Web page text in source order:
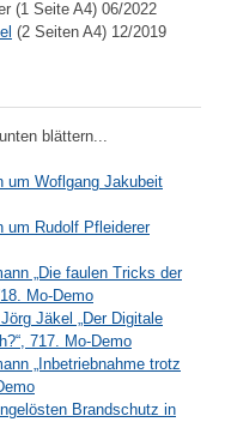
(1 Seite A4) 06/2022
(2 Seiten A4) 12/2019
blättern...
um Woflgang Jakubeit
um Rudolf Pfleiderer
„Die faulen Tricks der
Mo-Demo
Jäkel „Der Digitale
717. Mo-Demo
„Inbetriebnahme trotz
Brandschutz in